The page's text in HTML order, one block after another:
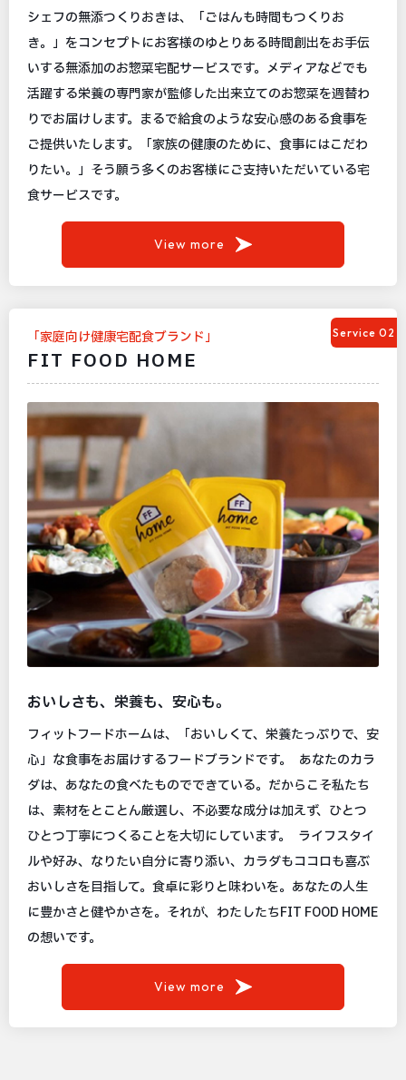
シェフの無添つくりおきは、「ごはんも時間もつくりお
き。」をコンセプトにお客様のゆとりある時間創出をお手伝
いする無添加のお惣菜宅配サービスです。メディアなどでも
活躍する栄養の専門家が監修した出来立てのお惣菜を週替わ
りでお届けします。まるで給食のような安心感のある食事を
ご提供いたします。「家族の健康のために、食事にはこだわ
りたい。」そう願う多くのお客様にご支持いただいている宅
食サービスです。
View more
Service 02
「家庭向け健康宅配食ブランド」
FIT FOOD HOME
おいしさも、栄養も、安心も。
フィットフードホームは、「おいしくて、栄養たっぷりで、安
心」な食事をお届けするフードブランドです。 あなたのカラ
ダは、あなたの食べたものでできている。だからこそ私たち
は、素材をとことん厳選し、不必要な成分は加えず、ひとつ
ひとつ丁寧につくることを大切にしています。 ライフスタイ
ルや好み、なりたい自分に寄り添い、カラダもココロも喜ぶ
おいしさを目指して。食卓に彩りと味わいを。あなたの人生
に豊かさと健やかさを。それが、わたしたちFIT FOOD HOME
の想いです。
View more